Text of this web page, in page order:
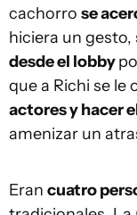
cachorro se
hiciera un
desde el lobby
que a Richi se le
actores y hacer
amenizar un
Eran cuatro